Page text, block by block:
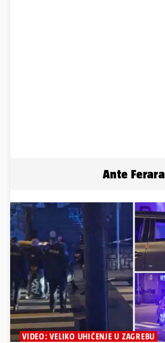
Ante Ferara
VIDEO: VELIKO UHIĆENJE U ZAGREBU